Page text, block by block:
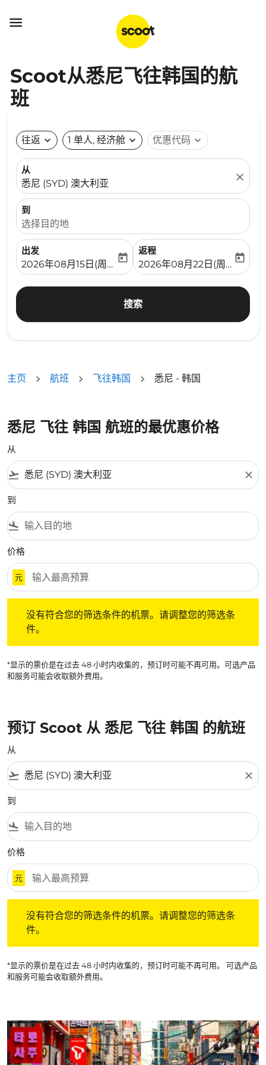

Scoot从悉尼飞往韩国的航
班
往返 expand_more 1 单人, 经济舱 expand_more 优惠代码 expand_more
从
悉尼 (SYD) 澳大利亚
close
到
选择目的地
出发
fc-booking-departure-date-aria-label
2026年08月15日(周六)
today
返程
fc-booking-return-date-
2026年08月22日(周六)
today
搜索
主页 航班 飞往韩国 悉尼 - 韩国
悉尼 飞往 韩国 航班的最优惠价格
从
flight_takeoff close
到
flight_land
价格
元
没有符合您的筛选条件的机票。请调整您的筛选条
件。
*显示的票价是在过去 48 小时内收集的，预订时可能不再可用。可选产品
和服务可能会收取额外费用。
预订 Scoot 从 悉尼 飞往 韩国 的航班
从
flight_takeoff close
到
flight_land
价格
元
没有符合您的筛选条件的机票。请调整您的筛选条
件。
*显示的票价是在过去 48 小时内收集的，预订时可能不再可用。 可选产品
和服务可能会收取额外费用。